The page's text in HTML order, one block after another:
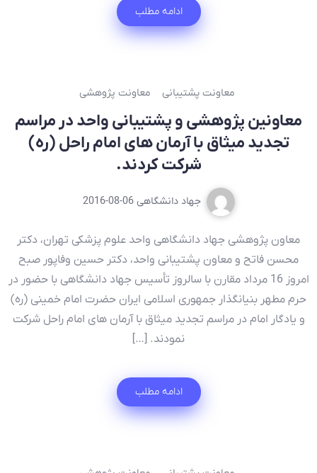
ادامه مطلب
معاونت پشتیبانی معاونت پژوهشی
معاونین پژوهشی و پشتیبانی واحد در مراسم
تجدید میثاق با آرمان های امام راحل (ره)
شرکت کردند.
جهاد دانشگاهی 2016-08-06
معاون پژوهشی جهاد دانشگاهی واحد علوم پزشکی تهران، دکتر
محسن فاتح و معاون پشتیبانی واحد، دکتر حسین وفاپور صبح
امروز 16 مرداد مقارن با سالروز تأسیس جهاد دانشگاهی با حضور در
حرم مطهر بنیانگذار جمهوری اسلامی ایران حضرت امام خمینی (ره)
و یادگار امام در مراسم تجدید میثاق با آرمان های امام راحل شرکت
نمودند. […]
ادامه مطلب